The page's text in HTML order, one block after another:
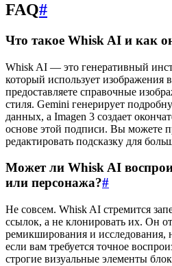
FAQ#
Что такое Whisk AI и как
Whisk AI — это генеративный
который использует изображения
предоставляете справочные
стиля. Gemini генерирует
данных, а Imagen 3 создает
основе этой подписи. Вы можете
редактировать подсказку для
Может ли Whisk AI
или персонажа?#
Не совсем. Whisk AI стремится
ссылок, а не клонировать их. Он
ремикширования и исследования,
если вам требуется точное
строгие визуальные элементы